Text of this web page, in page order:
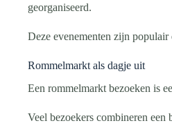
georganiseerd.
Deze evenementen zijn
Rommelmarkt als dagje uit
Een rommelmarkt bezoeken is
Veel bezoekers combineren een